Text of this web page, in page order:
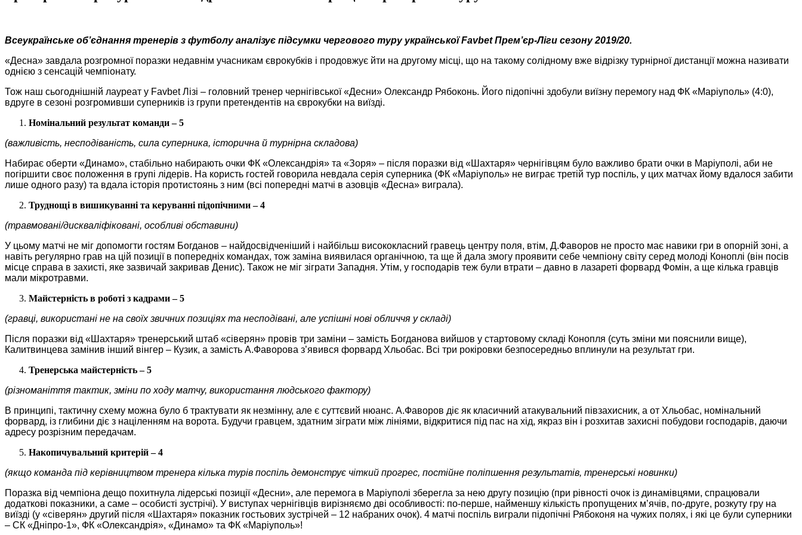
Всеукраїнське об’єднання тренерів з футболу аналізує підсумки чергового туру української Favbet Прем’єр-Ліги сезону 2019/20.
«Десна» завдала розгромної поразки недавнім учасникам єврокубків і продовжує йти на другому місці, що на такому солідному вже відрізку турнірної дистанції можна називати
однією з сенсацій чемпіонату.
Тож наш сьогоднішній лауреат у Favbet Лізі – головний тренер чернігівської «Десни» Олександр Рябоконь. Його підопічні здобули виїзну перемогу над ФК «Маріуполь» (4:0),
вдруге в сезоні розгромивши суперників із групи претендентів на єврокубки на виїзді.
Номінальний результат команди – 5
(важливість, несподіваність, сила суперника, історична й турнірна складова)
Набирає оберти «Динамо», стабільно набирають очки ФК «Олександрія» та «Зоря» – після поразки від «Шахтаря» чернігівцям було важливо брати очки в Маріуполі, аби не
погіршити своє положення в групі лідерів. На користь гостей говорила невдала серія суперника (ФК «Маріуполь» не виграє третій тур поспіль, у цих матчах йому вдалося забити
лише одного разу) та вдала історія протистоянь з ним (всі попередні матчі в азовців «Десна» виграла).
Труднощі в вишикуванні та керуванні підопічними – 4
(травмовані/дискваліфіковані, особливі обставини)
У цьому матчі не міг допомогти гостям Богданов – найдосвідченіший і найбільш висококласний гравець центру поля, втім, Д.Фаворов не просто має навики гри в опорній зоні, а
навіть регулярно грав на цій позиції в попередніх командах, тож заміна виявилася органічною, та ще й дала змогу проявити себе чемпіону світу серед молоді Коноплі (він посів
місце справа в захисті, яке зазвичай закривав Денис). Також не міг зіграти Западня. Утім, у господарів теж були втрати – давно в лазареті форвард Фомін, а ще кілька гравців
мали мікротравми.
Майстерність в роботі з кадрами – 5
(гравці, використані не на своїх звичних позиціях та несподівані, але успішні нові обличчя у складі)
Після поразки від «Шахтаря» тренерський штаб «сіверян» провів три заміни – замість Богданова вийшов у стартовому складі Конопля (суть зміни ми пояснили вище),
Калитвинцева замінив інший вінгер – Кузик, а замість А.Фаворова з’явився форвард Хльобас. Всі три рокіровки безпосередньо вплинули на результат гри.
Тренерська майстерність – 5
(різноманіття тактик, зміни по ходу матчу, використання людського фактору)
В принципі, тактичну схему можна було б трактувати як незмінну, але є суттєвий нюанс. А.Фаворов діє як класичний атакувальний півзахисник, а от Хльобас, номінальний
форвард, із глибини діє з націленням на ворота. Будучи гравцем, здатним зіграти між лініями, відкритися під пас на хід, якраз він і розхитав захисні побудови господарів, даючи
адресу розрізним передачам.
Накопичувальний критерій – 4
(якщо команда під керівництвом тренера кілька турів поспіль демонструє чіткий прогрес, постійне поліпшення результатів, тренерські новинки)
Поразка від чемпіона дещо похитнула лідерські позиції «Десни», але перемога в Маріуполі зберегла за нею другу позицію (при рівності очок із динамівцями, спрацювали
додаткові показники, а саме – особисті зустрічі). У виступах чернігівців вирізняємо дві особливості: по-перше, найменшу кількість пропущених м’ячів, по-друге, розкуту гру на
виїзді (у «сіверян» другий після «Шахтаря» показник гостьових зустрічей – 12 набраних очок). 4 матчі поспіль виграли підопічні Рябоконя на чужих полях, і які це були суперники
– СК «Дніпро-1», ФК «Олександрія», «Динамо» та ФК «Маріуполь»!